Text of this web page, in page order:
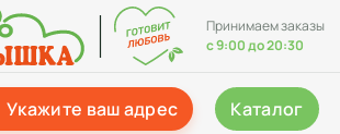
Принимаем заказы
с 9:00 до 20:30
Укажите ваш адрес Каталог